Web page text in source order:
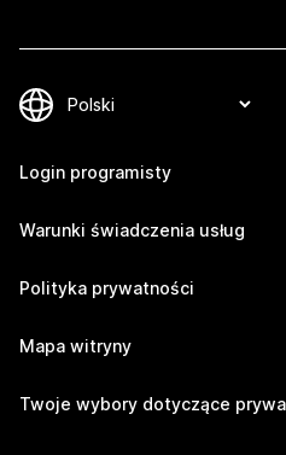
Login programisty
Warunki świadczenia usług
Polityka prywatności
Mapa witryny
Twoje wybory dotyczące